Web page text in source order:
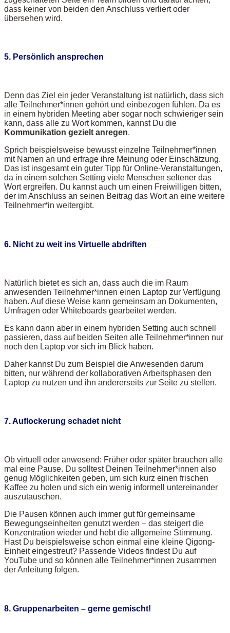
dass keiner von beiden den Anschluss verliert oder
übersehen wird.
5. Persönlich ansprechen
Denn das Ziel ein jeder Veranstaltung ist natürlich, dass sich
alle Teilnehmer*innen gehört und einbezogen fühlen. Da es
in einem hybriden Meeting aber sogar noch schwieriger sein
kann, dass alle zu Wort kommen, kannst Du die
Kommunikation gezielt anregen.
Sprich beispielsweise bewusst einzelne Teilnehmer*innen
mit Namen an und erfrage ihre Meinung oder Einschätzung.
Das ist insgesamt ein guter Tipp für Online-Veranstaltungen,
da in einem solchen Setting viele Menschen seltener das
Wort ergreifen. Du kannst auch um einen Freiwilligen bitten,
der im Anschluss an seinen Beitrag das Wort an eine weitere
Teilnehmer*in weitergibt.
6. Nicht zu weit ins Virtuelle abdriften
Natürlich bietet es sich an, dass auch die im Raum
anwesenden Teilnehmer*innen einen Laptop zur Verfügung
haben. Auf diese Weise kann gemeinsam an Dokumenten,
Umfragen oder Whiteboards gearbeitet werden.
Es kann dann aber in einem hybriden Setting auch schnell
passieren, dass auf beiden Seiten alle Teilnehmer*innen nur
noch den Laptop vor sich im Blick haben.
Daher kannst Du zum Beispiel die Anwesenden darum
bitten, nur während der kollaborativen Arbeitsphasen den
Laptop zu nutzen und ihn andererseits zur Seite zu stellen.
7. Auflockerung schadet nicht
Ob virtuell oder anwesend: Früher oder später brauchen alle
mal eine Pause. Du solltest Deinen Teilnehmer*innen also
genug Möglichkeiten geben, um sich kurz einen frischen
Kaffee zu holen und sich ein wenig informell untereinander
auszutauschen.
Die Pausen können auch immer gut für gemeinsame
Bewegungseinheiten genutzt werden – das steigert die
Konzentration wieder und hebt die allgemeine Stimmung.
Hast Du beispielsweise schon einmal eine kleine Qigong-
Einheit eingestreut? Passende Videos findest Du auf
YouTube und so können alle Teilnehmer*innen zusammen
der Anleitung folgen.
8. Gruppenarbeiten – gerne gemischt!